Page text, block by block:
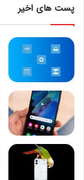
پست های اخیر